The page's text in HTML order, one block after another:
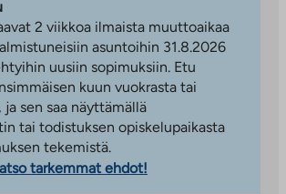
2 viikkoa ilmaista muuttoaikaa
asuntoihin 31.8.2026
uusiin sopimuksiin. Etu
kuun vuokrasta tai
sen saa näyttämällä
tai todistuksen opiskelupaikasta
tekemistä.
tarkemmat ehdot!